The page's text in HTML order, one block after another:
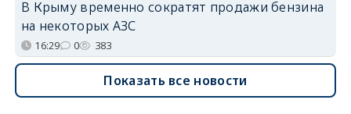
В Крыму временно сократят продажи бензина
на некоторых АЗС
16:29 0 383
Показать все новости